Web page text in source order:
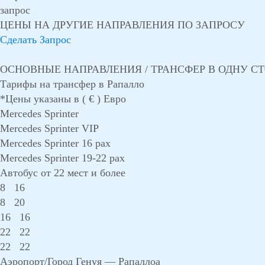
запрос
ЦЕНЫ НА ДРУГИЕ НАПРАВЛЕНИЯ ПО ЗАПРОСУ
Сделать Запрос
ОСНОВНЫЕ НАПРАВЛЕНИЯ / ТРАНСФЕР В ОДНУ
Тарифы на трансфер в Рапалло
*Цены указаны в ( € ) Евро
Mercedes Sprinter
Mercedes Sprinter VIP
Mercedes Sprinter 16 pax
Mercedes Sprinter 19-22 pax
Автобус от 22 мест и более
8
16
8
20
16
16
22
22
22
22
Аэропорт/Город Генуя — Рапаллоа